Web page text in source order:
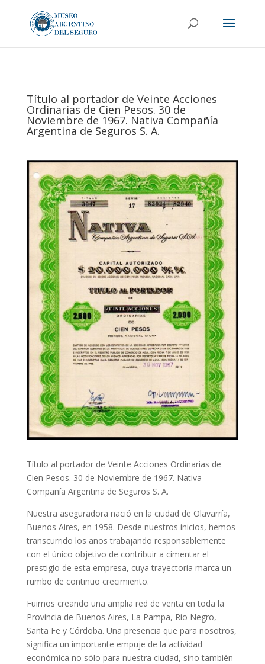
Título al portador de Veinte Acciones
Ordinarias de Cien Pesos. 30 de
Noviembre de 1967. Nativa Compañía
Argentina de Seguros S. A.
Título al portador de Veinte Acciones Ordinarias de
Cien Pesos. 30 de Noviembre de 1967. Nativa
Compañía Argentina de Seguros S. A.
Nuestra aseguradora nació en la ciudad de Olavarría,
Buenos Aires, en 1958. Desde nuestros inicios, hemos
transcurrido los años trabajando responsablemente
con el único objetivo de contribuir a cimentar el
prestigio de esta empresa, cuya trayectoria marca un
rumbo de continuo crecimiento.
Fuimos creando una amplia red de venta en toda la
Provincia de Buenos Aires, La Pampa, Río Negro,
Santa Fe y Córdoba. Una presencia que para nosotros,
significa un importante empuje de la actividad
económica no sólo para nuestra ciudad, sino también